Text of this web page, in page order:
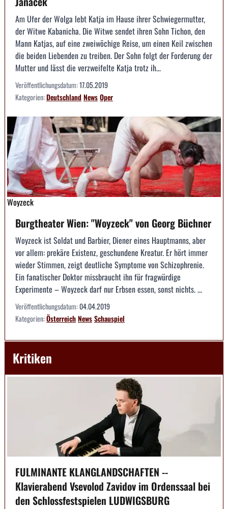
Am Ufer der Wolga lebt Katja im Hause ihrer Schwiegermutter,
der Witwe Kabanicha. Die Witwe sendet ihren Sohn Tichon, den
Mann Katjas, auf eine zweiwöchige Reise, um einen Keil zwischen
die beiden Liebenden zu treiben. Der Sohn folgt der Forderung der
Mutter und lässt die verzweifelte Katja trotz ih...
Veröffentlichungsdatum:17.05.2019
Kategorien:DeutschlandNewsOper
Woyzeck
Burgtheater Wien: "Woyzeck" von Georg Büchner
Woyzeck ist Soldat und Barbier, Diener eines Hauptmanns, aber
vor allem: prekäre Existenz, geschundene Kreatur. Er hört immer
wieder Stimmen, zeigt deutliche Symptome von Schizophrenie.
Ein fanatischer Doktor missbraucht ihn für fragwürdige
Experimente – Woyzeck darf nur Erbsen essen, sonst nichts. ...
Veröffentlichungsdatum:04.04.2019
Kategorien:ÖsterreichNewsSchauspiel
Kritiken
FULMINANTE KLANGLANDSCHAFTEN --
Klavierabend Vsevolod Zavidov im Ordenssaal bei
den Schlossfestspielen LUDWIGSBURG